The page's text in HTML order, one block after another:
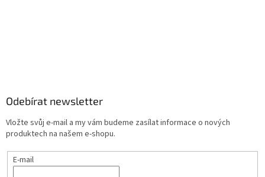
Odebírat newsletter
Vložte svůj e-mail a my vám budeme zasílat informace o nových
produktech na našem e-shopu.
E-mail